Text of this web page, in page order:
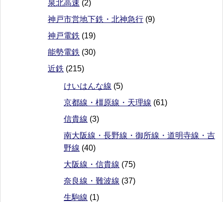
泉北高速 (2)
神戸市営地下鉄・北神急行 (9)
神戸電鉄 (19)
能勢電鉄 (30)
近鉄 (215)
けいはんな線 (5)
京都線・橿原線・天理線 (61)
信貴線 (3)
南大阪線・長野線・御所線・道明寺線・吉
野線 (40)
大阪線・信貴線 (75)
奈良線・難波線 (37)
生駒線 (1)